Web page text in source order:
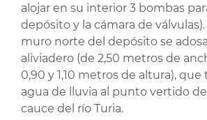
alojar en su interior 3 bombas
depósito y la cámara de válvulas).
muro norte del depósito se
aliviadero (de 2,50 metros de
0,90 y 1,10 metros de altura), que
agua de lluvia al punto vertido
cauce del río Turia.